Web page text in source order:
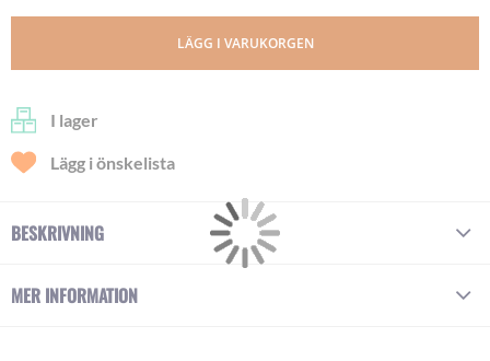
LÄGG I VARUKORGEN
I lager
Lägg i önskelista
BESKRIVNING
MER INFORMATION